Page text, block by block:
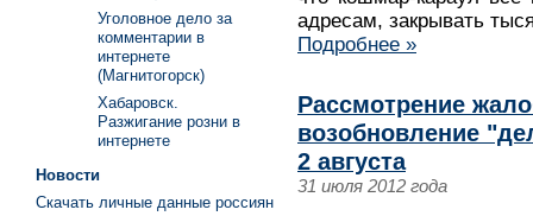
адресам, закрывать
Подробнее »
Рассмотрение
возобновление
2 августа
31 июля 2012 года
Уголовное дело за
комментарии в
интернете
(Магнитогорск)
Хабаровск.
Разжигание розни в
интернете
Новости
Скачать личные данные россиян